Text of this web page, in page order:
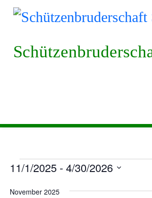
Skip
V
e
11/1/2025 - 4/30/2026
wählen.
November 2025